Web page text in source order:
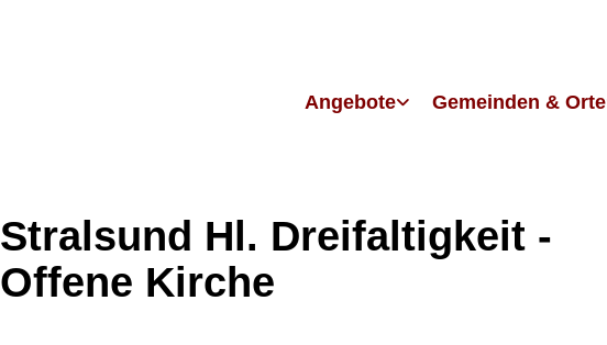
Angebote Gemeinden & Orte
Stralsund Hl. Dreifaltigkeit -
Offene Kirche